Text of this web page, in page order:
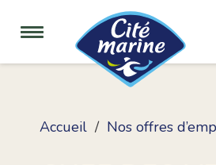
Accueil Nos offres